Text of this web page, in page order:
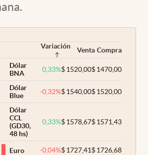
Variación Venta Compra
Dólar
BNA
0,33%$1520,00$1470,00
Dólar
Blue
-0,32%$1540,00$1520,00
Dólar
CCL
(GD30,
48 hs)
0,33%$1578,67$1571,43
Euro -0,04%$1727,41$1726,68